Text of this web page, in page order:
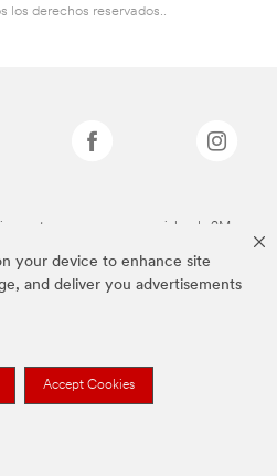
your device to enhance site
and deliver you advertisements
Accept Cookies
derechos reservados..
son marcas comerciales de 3M.